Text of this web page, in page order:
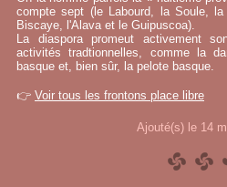
compte sept (le Labourd, la Soule,
Biscaye, l'Alava et le Guipuscoa).
La diaspora promeut activement
activités tradtionnelles, comme la
basque et, bien sûr, la pelote basque.
👉 Voir tous les frontons place libre
Ajouté(s) le 14